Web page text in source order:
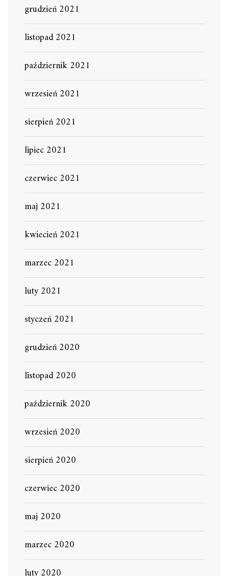
grudzień 2021
listopad 2021
październik 2021
wrzesień 2021
sierpień 2021
lipiec 2021
czerwiec 2021
maj 2021
kwiecień 2021
marzec 2021
luty 2021
styczeń 2021
grudzień 2020
listopad 2020
październik 2020
wrzesień 2020
sierpień 2020
czerwiec 2020
maj 2020
marzec 2020